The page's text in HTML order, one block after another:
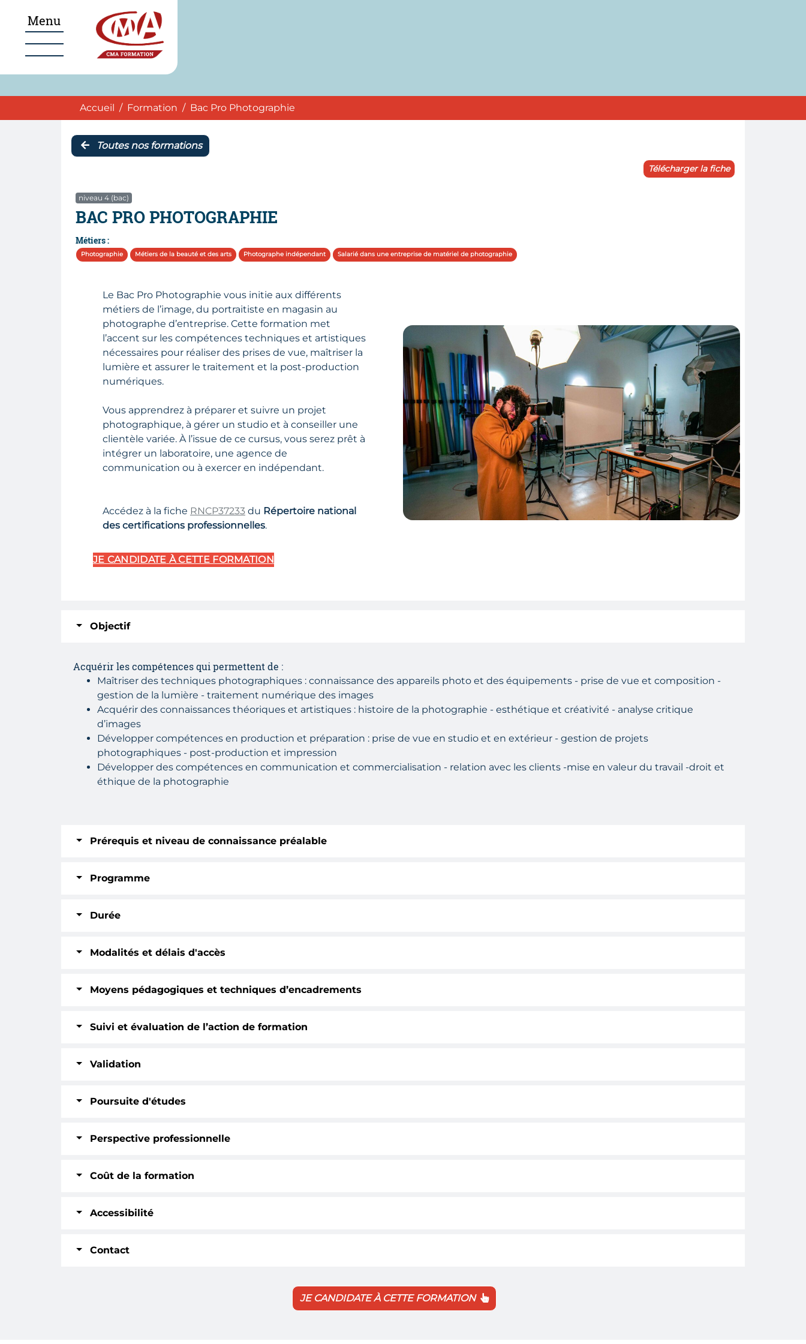
Accéder au contenu
Menu
Accueil
Accueil Formation Bac Pro Photographie
Toutes nos formations
Télécharger la fiche
niveau 4 (bac)
BAC PRO PHOTOGRAPHIE
Métiers :
Photographie Métiers de la beauté et des arts Photographe indépendant Salarié dans une entreprise de matériel de photographie
Le Bac Pro Photographie vous initie aux différents
métiers de l’image, du portraitiste en magasin au
photographe d’entreprise. Cette formation met
l’accent sur les compétences techniques et artistiques
nécessaires pour réaliser des prises de vue, maîtriser la
lumière et assurer le traitement et la post‑production
numériques.
Vous apprendrez à préparer et suivre un projet
photographique, à gérer un studio et à conseiller une
clientèle variée. À l’issue de ce cursus, vous serez prêt à
intégrer un laboratoire, une agence de
communication ou à exercer en indépendant.
Accédez à la fiche RNCP37233du Répertoire national
des certifications professionnelles.
JE CANDIDATE À CETTE FORMATION
Objectif
Acquérir les compétences qui permettent de :
Maîtriser des techniques photographiques : connaissance des appareils photo et des équipements - prise de vue et composition -
gestion de la lumière - traitement numérique des images
Acquérir des connaissances théoriques et artistiques : histoire de la photographie - esthétique et créativité - analyse critique
d’images
Développer compétences en production et préparation : prise de vue en studio et en extérieur - gestion de projets
photographiques - post-production et impression
Développer des compétences en communication et commercialisation - relation avec les clients -mise en valeur du travail -droit et
éthique de la photographie
Prérequis et niveau de connaissance préalable
Programme
Durée
Modalités et délais d'accès
Moyens pédagogiques et techniques d’encadrements
Suivi et évaluation de l’action de formation
Validation
Poursuite d'études
Perspective professionnelle
Coût de la formation
Accessibilité
Contact
JE CANDIDATE À CETTE FORMATION